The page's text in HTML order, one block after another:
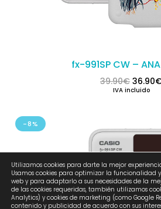
fx-991SP CW – ANA
39.90€ El
36.90
IVA incluido
-8%
Utilizamos cookies para darte la mejor
Usamos cookies para optimizar la funcionalidad
web y para adaptarlo a sus necesidades de la
de las cookies requeridas, también utilizamos
Analytics) y cookies de marketing (como Google
contenido y publicidad de acuerdo con sus